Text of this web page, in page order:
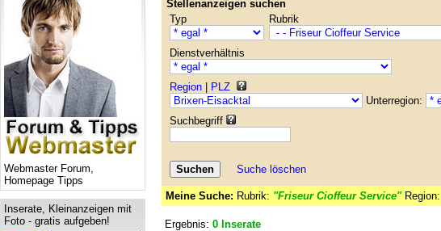
Webmaster Forum,
Homepage Tipps
Inserate, Kleinanzeigen mit
Foto - gratis aufgeben!
Stellenanzeigen suchen
Typ
Rubrik
Dienstverhältnis
Region
PLZ
Unterregion:
Suchbegriff
Suche löschen
Meine Suche: Rubrik: "Friseur Cioffeur Service"Region:
Ergebnis: 0 Inserate